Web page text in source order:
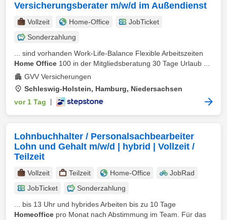
Versicherungsberater m/w/d im Außendienst
Vollzeit Home-Office
JobTicket
Sonderzahlung
... sind vorhanden Work-Life-Balance Flexible Arbeitszeiten
Home Office 100 in der Mitgliedsberatung 30 Tage Urlaub ...
GVV Versicherungen
Schleswig-Holstein, Hamburg, Niedersachsen
vor 1 Tag
Lohnbuchhalter / Personalsachbearbeiter
Lohn und Gehalt m/w/d | hybrid | Vollzeit /
Teilzeit
Vollzeit Teilzeit Home-Office
JobRad
JobTicket
Sonderzahlung
... bis 13 Uhr und hybrides Arbeiten bis zu 10 Tage
Homeoffice pro Monat nach Abstimmung im Team. Für das